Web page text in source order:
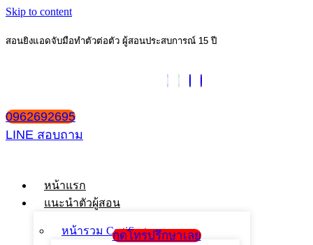
Skip to content
สอนยิงแอดจับมือทำตัวต่อตัว ผู้สอนประสบการณ์ 15 ปี
0962692695
LINE สอบถาม
หน้าแรก
แนะนำตัวผู้สอน
หน้ารวม Certificateกดโทรปรึกษาเลย